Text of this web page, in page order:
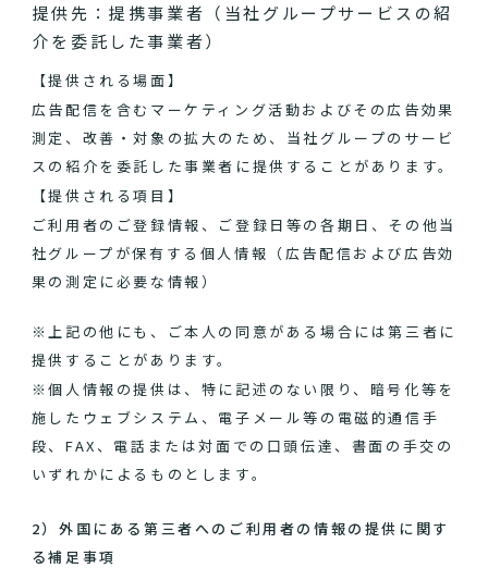
提供先：提携事業者（当社グループサービスの紹
介を委託した事業者）
【提供される場面】
広告配信を含むマーケティング活動およびその広告効果
測定、改善・対象の拡大のため、当社グループのサービ
スの紹介を委託した事業者に提供することがあります。
【提供される項目】
ご利用者のご登録情報、ご登録日等の各期日、その他当
社グループが保有する個人情報（広告配信および広告効
果の測定に必要な情報）
※上記の他にも、ご本人の同意がある場合には第三者に
提供することがあります。
※個人情報の提供は、特に記述のない限り、暗号化等を
施したウェブシステム、電子メール等の電磁的通信手
段、FAX、電話または対面での口頭伝達、書面の手交の
いずれかによるものとします。
2）外国にある第三者へのご利用者の情報の提供に関す
る補足事項